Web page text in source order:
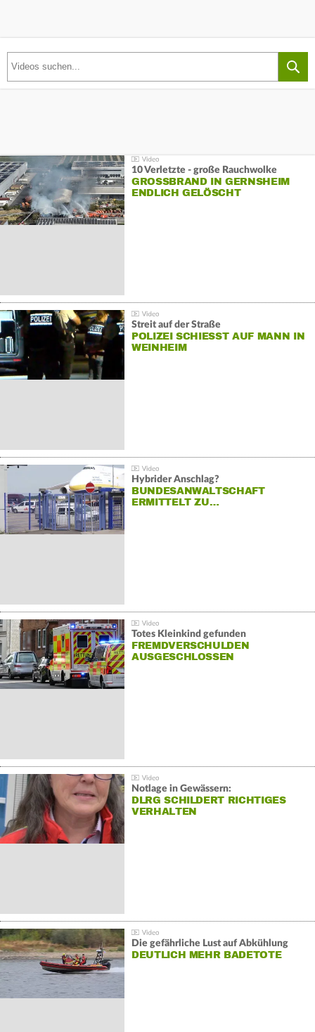
10 Verletzte - große Rauchwolke
GROSSBRAND IN GERNSHEIM E
NDLICH GELÖSCHT
Streit auf der Straße
POLIZEI SCHIESST AUF MANN IN W
EINHEIM
Hybrider Anschlag?
BUNDESANWALTSCHAFT
ERMITTELT ZU…
Totes Kleinkind gefunden
FREMDVERSCHULDEN
AUSGESCHLOSSEN
Notlage in Gewässern:
DLRG SCHILDERT RICHTIGES
VERHALTEN
Die gefährliche Lust auf Abkühlung
DEUTLICH MEHR BADETOTE